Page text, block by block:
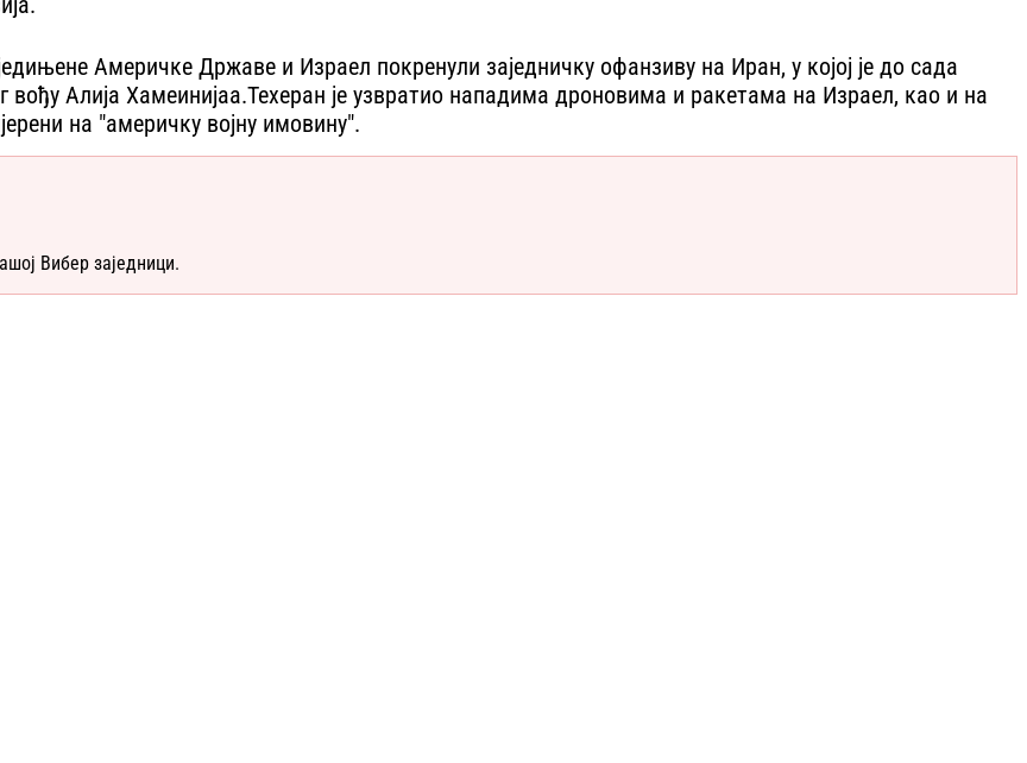
Америчке Државе и Израел покренули заједничку офанзиву на Иран, у којој је до сада
Алија Хамеинијаа.Техеран је узвратио нападима дроновима и ракетама на Израел, као и на
на "америчку војну имовину".
Вибер заједници.